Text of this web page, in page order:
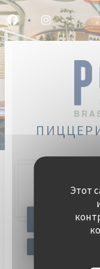
Панель управления
Этот
FacebookInstagram
47, Quai